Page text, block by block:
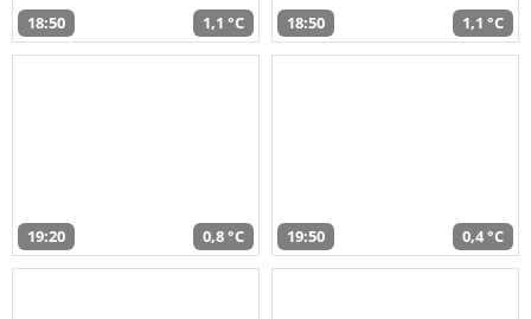
18:50 1,1 °C 18:50 1,1 °C
19:20 0,8 °C 19:50 0,4 °C